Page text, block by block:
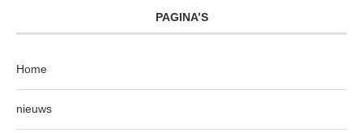
PAGINA’S
Home
nieuws